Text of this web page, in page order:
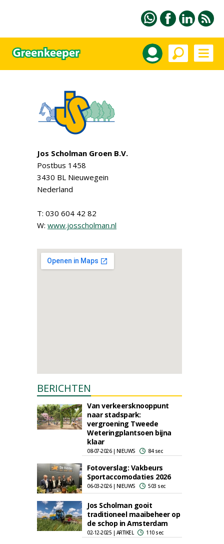
Jos Scholman Groen B.V.
Postbus 1458
3430 BL Nieuwegein
Nederland
T: 030 604 42 82
W: www.josscholman.nl
BERICHTEN
Van verkeersknooppunt
naar stadspark:
vergroening Tweede
Weteringplantsoen bijna
klaar
08-07-2026 | NIEUWS 84 sec
Fotoverslag: Vakbeurs
Sportaccomodaties 2026
06-03-2026 | NIEUWS 503 sec
Jos Scholman gooit
traditioneel maaibeheer op
de schop in Amsterdam
02-12-2025 | ARTIKEL 110 sec